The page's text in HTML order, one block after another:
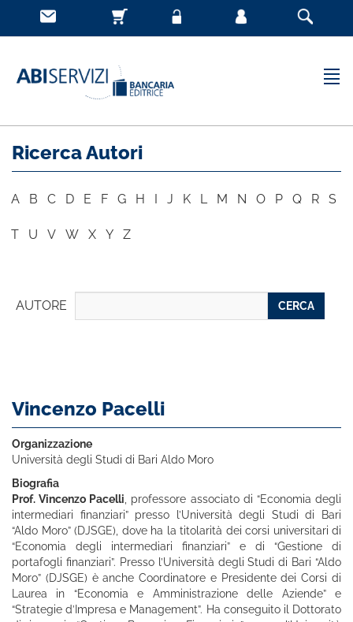
Ricerca Autori
A B C D E F G H I J K L M N O P Q R S
T U V W X Y Z
AUTORE CERCA
Vincenzo Pacelli
Organizzazione
Università degli Studi di Bari Aldo Moro
Biografia
Prof. Vincenzo Pacelli , professore associato di “Economia degli
intermediari finanziari” presso l’Università degli Studi di Bari
“Aldo Moro” (DJSGE), dove ha la titolarità dei corsi universitari di
“Economia degli intermediari finanziari” e di “Gestione di
portafogli finanziari”. Presso l’Università degli Studi di Bari “Aldo
Moro” (DJSGE) è anche Coordinatore e Presidente dei Corsi di
Laurea in “Economia e Amministrazione delle Aziende” e
“Strategie d’Impresa e Management”. Ha conseguito il Dottorato